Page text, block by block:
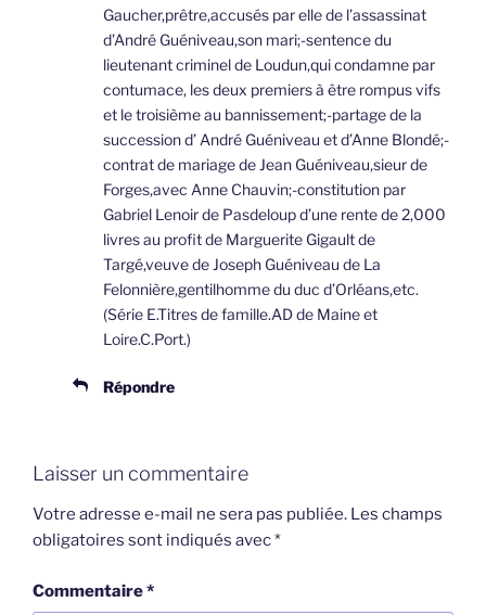
Gaucher,prêtre,accusés par elle de l’assassinat
d’André Guéniveau,son mari;-sentence du
lieutenant criminel de Loudun,qui condamne par
contumace, les deux premiers à être rompus vifs
et le troisième au bannissement;-partage de la
succession d’ André Guéniveau et d’Anne Blondé;-
contrat de mariage de Jean Guéniveau,sieur de
Forges,avec Anne Chauvin;-constitution par
Gabriel Lenoir de Pasdeloup d’une rente de 2,000
livres au profit de Marguerite Gigault de
Targé,veuve de Joseph Guéniveau de La
Felonnière,gentilhomme du duc d’Orléans,etc.
(Série E.Titres de famille.AD de Maine et
Loire.C.Port.)
Répondre
Laisser un commentaire
Votre adresse e-mail ne sera pas publiée. Les champs
obligatoires sont indiqués avec*
Commentaire*